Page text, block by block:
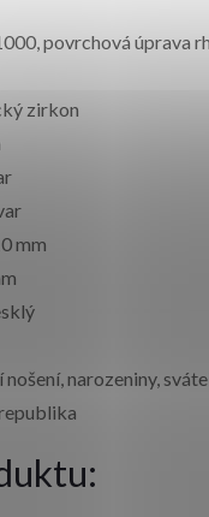
povrchová úprava
zirkon
mm
nošení, narozeniny,